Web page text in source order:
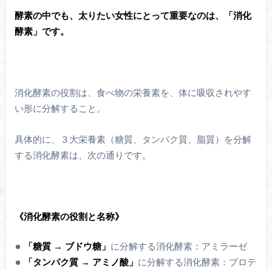
酵素の中でも、太りたい女性にとって重要なのは、「消化
酵素」です。
消化酵素の役割は、食べ物の栄養素を、体に吸収されやす
い形に分解すること。
具体的に、３大栄養素（糖質、タンパク質、脂質）を分解
する消化酵素は、次の通りです。
《消化酵素の役割と名称》
「糖質 → ブドウ糖」 に分解する消化酵素：アミラーゼ
「タンパク質 → アミノ酸」 に分解する消化酵素：プロテ